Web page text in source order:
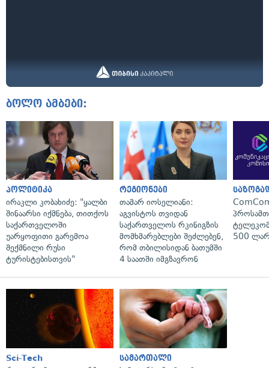
ბოლო ამბები:
პოლიტიკა
ირაკლი კობახიძე: "ყალბი
შინაარსი იქმნება, თითქოს
საქართველოში
უარყოფითი გარემოა
შექმნილი რუსი
ტურისტებისთვის"
რეგიონები
თამარ იოსელიანი:
აგვისტოს თვიდან
საქართველოს რკინიგზის
მომხმარებლები შეძლებენ,
რომ თბილისიდან ბათუმში
4 საათში იმგზავრონ
500
Sci-Tech სამართალი